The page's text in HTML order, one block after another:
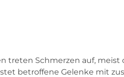
treten Schmerzen auf,
betroffene Gelenke mit